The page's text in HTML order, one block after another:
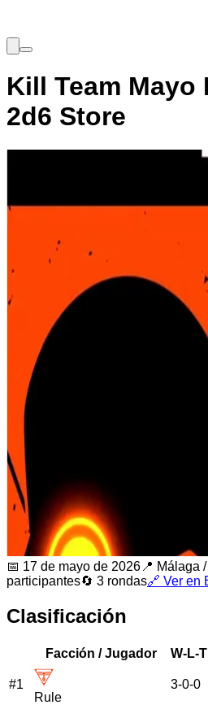
Kill Team Mayo
2d6 Store
📅 17 de mayo de 2026 📍 Málaga /
participantes🔄 3 rondas🔗 Ver en
Clasificación
Facción / Jugador W-L-T
#1
Rule
3-0-0